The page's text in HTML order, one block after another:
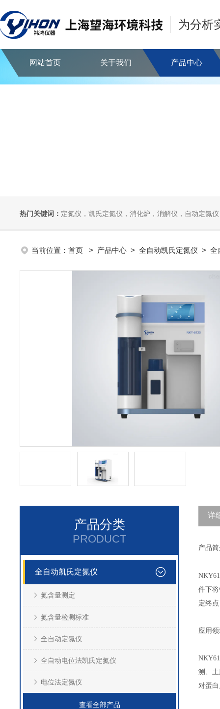
为分析
网站首页 关于我们 产品中心
热门关键词： 定氮仪，凯氏定氮仪，消化炉，消解仪，自动定氮仪，全自
当前位置： 首页 > 产品中心 > 全自动凯氏定氮仪 > 全
产品分类
PRODUCT
全自动凯氏定氮仪
氮含量测定
氮含量检测标准
全自动定氮仪
全自动电位法凯氏定氮仪
电位法定氮仪
查看全部产品
详
产品
件下
定终
应用
测、
对蛋